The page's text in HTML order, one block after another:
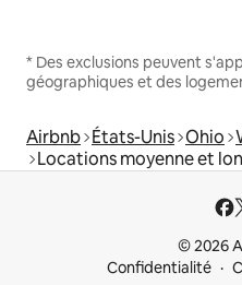
* Des exclusions peuvent
géographiques et des
Airbnb États-Unis Ohio
Locations moyenne et
© 2026
Confidentialité